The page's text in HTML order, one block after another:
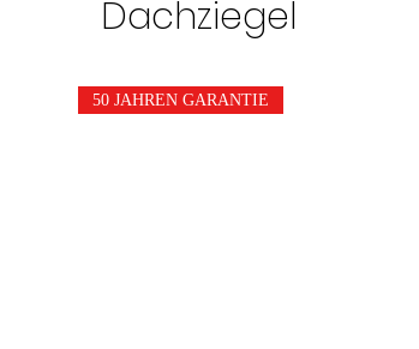
Dachziegel
50 JAHREN GARANTIE